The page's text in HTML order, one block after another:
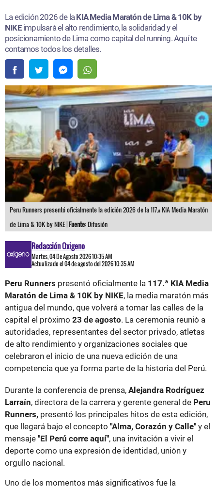
La edición 2026 de la KIA Media Maratón de Lima & 10K by
NIKEimpulsará el alto rendimiento, la solidaridad y el
posicionamiento de Lima como capital del running. Aquí te
contamos todos los detalles.
Peru Runners presentó oficialmente la edición 2026 de la 117.ª KIA Media Maratón
de Lima & 10K by NIKE |Fuente:Difusión
Redacción Oxigeno
Martes, 04 De Agosto 2026 10:35 AM
Actualizado el 04 de agosto del 2026 10:35 AM
Peru Runners presentó oficialmente la 117.ª KIA Media
Maratón de Lima & 10K by NIKE, la media maratón más
antigua del mundo, que volverá a tomar las calles de la
capital el próximo 23 de agosto. La ceremonia reunió a
autoridades, representantes del sector privado, atletas
de alto rendimiento y organizaciones sociales que
celebraron el inicio de una nueva edición de una
competencia que ya forma parte de la historia del Perú.
Durante la conferencia de prensa, Alejandra Rodríguez
Larraín, directora de la carrera y gerente general de Peru
Runners, presentó los principales hitos de esta edición,
que llegará bajo el concepto "Alma, Corazón y Calle" y el
mensaje "El Perú corre aquí", una invitación a vivir el
deporte como una expresión de identidad, unión y
orgullo nacional.
Uno de los momentos más significativos fue la